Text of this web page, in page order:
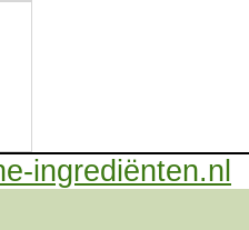
ingrediënten.nl